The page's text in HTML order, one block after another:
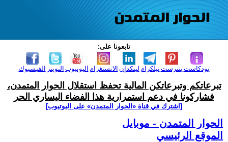
تابعونا على:
الفيسبوك التويتر اليوتيوب الانستغرام لينكدإن تيلكرامبنترست بودكاست
تبرعاتكم وتبرعاتكن المالية تحفظ استقلال الحوار المتمدن،
فشاركونا في دعم استمرارية هذا الفضاء اليساري الحر
[اشترك في قناة ‫«الحوار المتمدن» على اليوتيوب]
الحوار المتمدن - موبايل
الموقع الرئيسي